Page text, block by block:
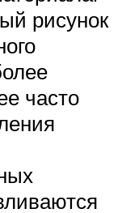
рисунок
часто